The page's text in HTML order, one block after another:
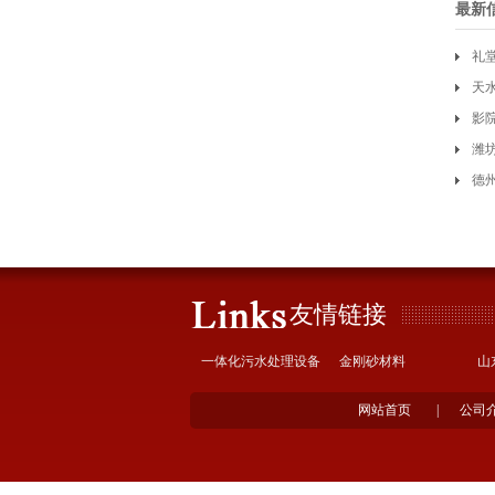
最新
礼
天
影
潍
德
友情链接
一体化污水处理设备 金刚砂材料 山
网站首页 公司